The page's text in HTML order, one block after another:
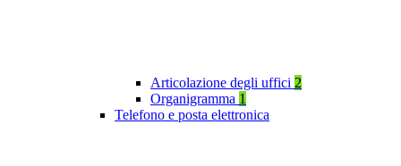
Articolazione degli uffici 2
Organigramma 1
Telefono e posta elettronica